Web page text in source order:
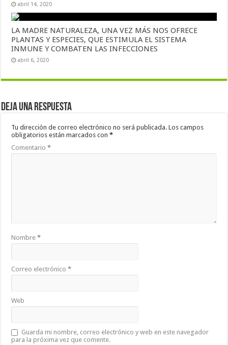
abril 14, 2020
LA MADRE NATURALEZA, UNA VEZ MÁS NOS OFRECE
PLANTAS Y ESPECIES, QUE ESTIMULA EL SISTEMA
INMUNE Y COMBATEN LAS INFECCIONES
abril 6, 2020
Deja una respuesta
Tu dirección de correo electrónico no será publicada. Los campos
obligatorios están marcados con*
Comentario*
Nombre*
Correo electrónico*
Web
Guarda mi nombre, correo electrónico y web en este navegador
para la próxima vez que comente.